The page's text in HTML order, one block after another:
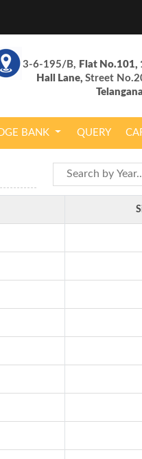
3-6-195/B, Flat No.101,
Hall Lane, Street
BANK QUERY